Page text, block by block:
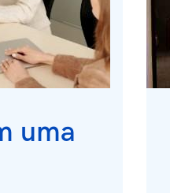
uma